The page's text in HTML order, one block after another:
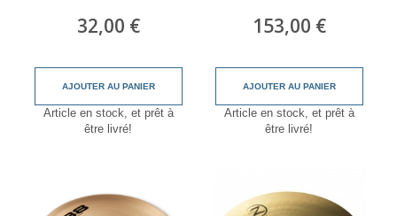
32,00 €
AJOUTER AU PANIER
Article en stock, et prêt à
être livré!
153,00 €
AJOUTER AU PANIER
Article en stock, et prêt à
être livré!